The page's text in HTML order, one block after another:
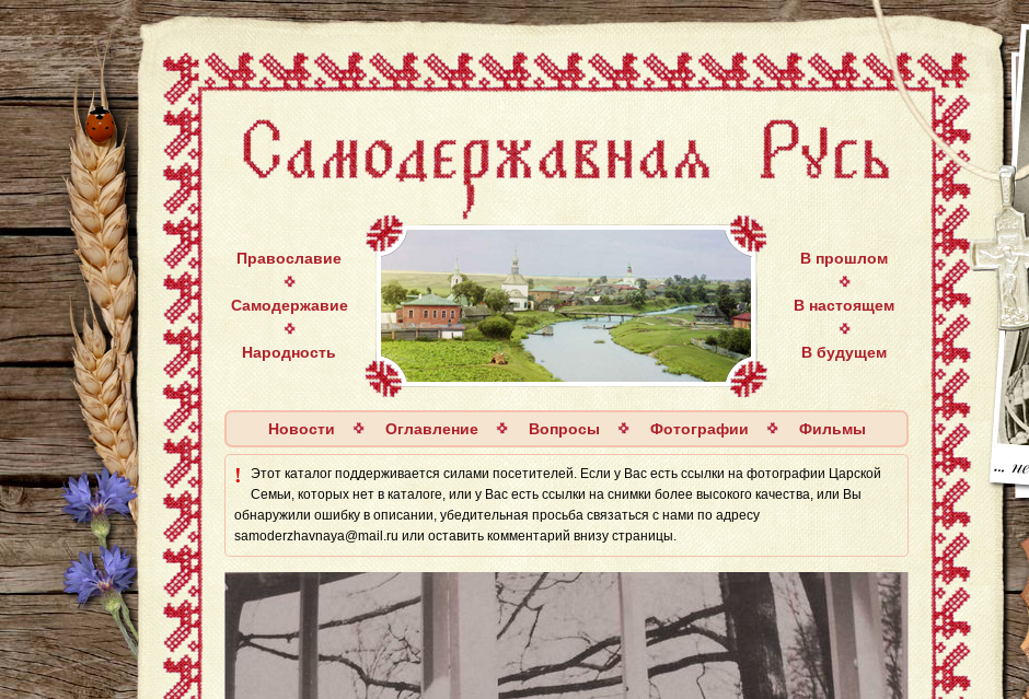
Православие
Самодержавие
Народность
В прошлом
В настоящем
В будущем
Новости Оглавление Вопросы Фотографии Фильмы
!
Этот каталог поддерживается силaми посетителей. Если у Вас есть ссылки на фотографии Царской
Семьи, которых нет в каталоге, или у Вас есть ссылки на снимки более высокого качества, или Вы
обнаружили ошибку в описании, убедительная просьба связаться с нами по адресу
samoderzhavnaya@mail.ru или оставить комментарий внизу страницы.